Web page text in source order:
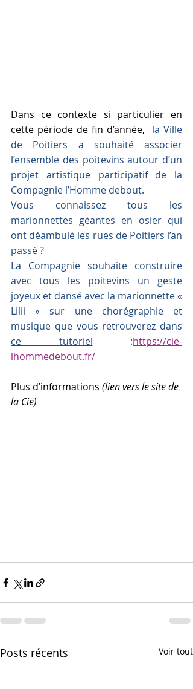
Dans ce contexte si particulier en
cette période de fin d’année, la Ville
de Poitiers a souhaité associer
l’ensemble des poitevins autour d’un
projet artistique participatif de la
Compagnie l’Homme debout.
Vous connaissez tous les
marionnettes géantes en osier qui
ont déambulé les rues de Poitiers l’an
passé ?
La Compagnie souhaite construire
avec tous les poitevins un geste
joyeux et dansé avec la marionnette «
Lilii » sur une chorégraphie et
ce tutoriel :https://cie-
lhommedebout.fr/
Plus d’informations (lien vers le site de
la Cie)
Posts récents Voir tout